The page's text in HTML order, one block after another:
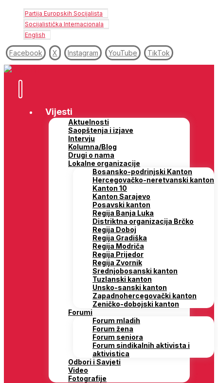
Partija Europskih Socijalista
Socijalistička Internacionala
English
Facebook X Instagram YouTube TikTok
Vijesti
Aktuelnosti
Saopštenja i izjave
Intervju
Kolumna/Blog
Drugi o nama
Lokalne organizacije
Bosansko-podrinjski Kanton
Hercegovačko-neretvanski kanton
Kanton 10
Kanton Sarajevo
Posavski kanton
Regija Banja Luka
Distriktna organizacija Brčko
Regija Doboj
Regija Gradiška
Regija Modriča
Regija Prijedor
Regija Zvornik
Srednjobosanski kanton
Tuzlanski kanton
Unsko-sanski kanton
Zapadnohercegovački kanton
Zeničko-dobojski kanton
Forumi
Forum mladih
Forum žena
Forum seniora
Forum sindikalnih aktivista i
aktivistica
Odbori i Savjeti
Video
Fotografije